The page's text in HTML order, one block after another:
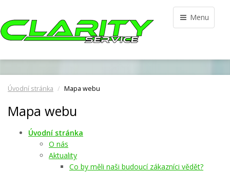
Menu
Úvodní stránka Mapa webu
Mapa webu
Úvodní stránka
O nás
Aktuality
Co by měli naši budoucí zákazníci vědět?